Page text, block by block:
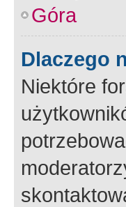
Góra
Dlaczego
Niektóre